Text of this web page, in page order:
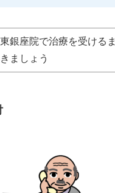
銀座院で治療を受けるま
ましょう